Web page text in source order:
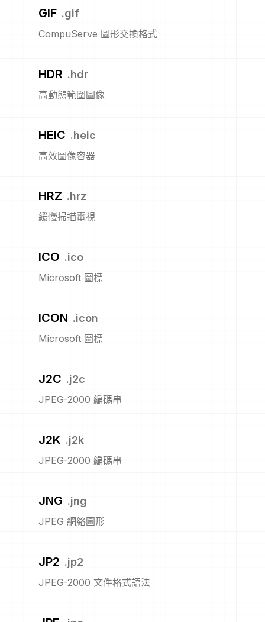
GIF .gif
CompuServe 圖形交換格式
HDR .hdr
高動態範圍圖像
HEIC .heic
高效圖像容器
HRZ .hrz
緩慢掃描電視
ICO .ico
Microsoft 圖標
ICON .icon
Microsoft 圖標
J2C .j2c
JPEG-2000 編碼串
J2K .j2k
JPEG-2000 編碼串
JNG .jng
JPEG 網絡圖形
JP2 .jp2
JPEG-2000 文件格式語法